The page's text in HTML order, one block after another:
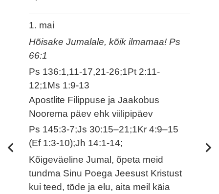
1. mai
Hõisake Jumalale, kõik ilmamaa! Ps
66:1
Ps 136:1,11-17,21-26;1Pt 2:11-
12;1Ms 1:9-13
Apostlite Filippuse ja Jaakobus
Noorema päev ehk viilipipäev
Ps 145:3-7;Js 30:15–21;1Kr 4:9–15
(Ef 1:3-10);Jh 14:1-14;
Kõigeväeline Jumal, õpeta meid
tundma Sinu Poega Jeesust Kristust
kui teed, tõde ja elu, aita meil käia